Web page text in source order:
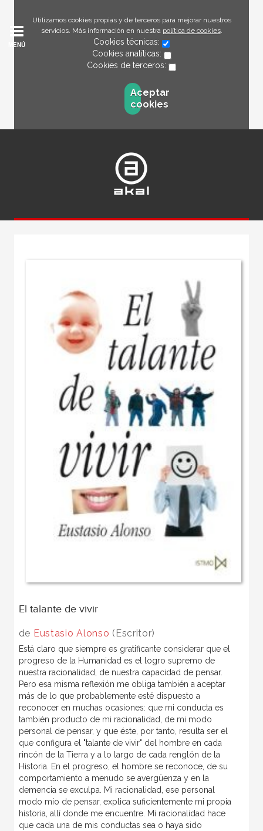
Utilizamos cookies propias y de terceros para mejorar nuestros
servicios. Más información en nuestra política de cookies.
Cookies técnicas:
Cookies analíticas:
Cookies de terceros:
Aceptar
cookies
MENÚ
El talante de vivir
de Eustasio Alonso (Escritor)
Está claro que siempre es gratificante considerar que el
progreso de la Humanidad es el logro supremo de
nuestra racionalidad, de nuestra capacidad de pensar.
Pero esa misma reflexión me obliga también a aceptar
más de lo que probablemente esté dispuesto a
reconocer en muchas ocasiones: que mi conducta es
también producto de mi racionalidad, de mi modo
personal de pensar, y que éste, por tanto, resulta ser el
que configura el "talante de vivir" del hombre en cada
rincón de la Tierra y a lo largo de cada renglón de la
Historia. En el progreso, el hombre se reconoce, de su
comportamiento a menudo se avergüenza y en la
demencia se exculpa. Mi racionalidad, ese personal
modo mío de pensar, explica suficientemente mi propia
historia, allí donde me encuentre. Mi racionalidad hace
que cada una de mis conductas sea o haya sido